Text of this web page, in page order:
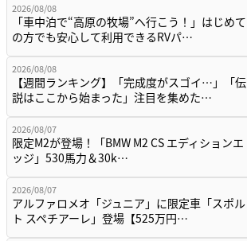
2026/08/08
「車中泊で“高原の牧場”へ行こう！」はじめて
の方でも安心して利用できるRVパ…
2026/08/08
【週間ランキング】「完成度がスゴイ…」「伝
説はここから始まった」注目を集めた…
2026/08/07
限定M2が登場！「BMW M2 CS エディションエ
ッジ」530馬力＆30k…
2026/08/07
アルファロメオ「ジュニア」に限定車「スポル
ト スペチアーレ」登場【525万円…